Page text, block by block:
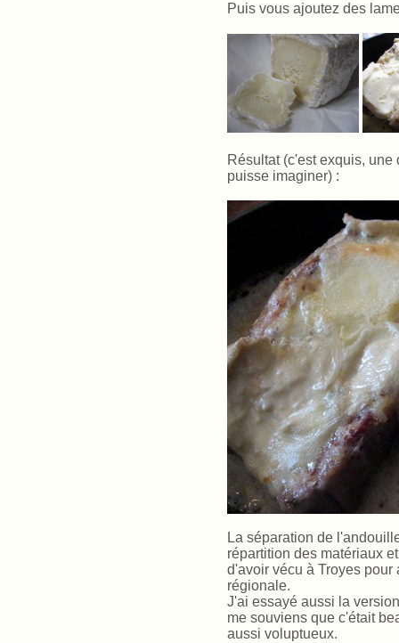
Puis vous ajoutez des
Résultat (c'est exquis,
puisse imaginer) :
La séparation de
répartition des matériaux
d'avoir vécu à Troyes
régionale.
J'ai essayé aussi la
me souviens que c'était
aussi voluptueux.